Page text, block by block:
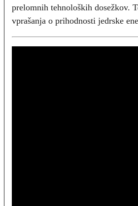
prelomnih tehnoloških dosežkov.
vprašanja o prihodnosti jedrske